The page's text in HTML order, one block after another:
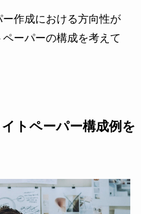
作成における方向性が
ーパーの構成を考えて
トペーパー構成例を